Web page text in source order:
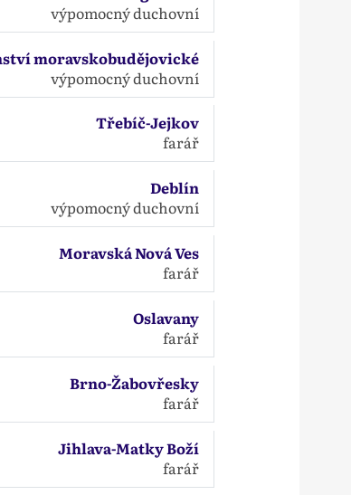
výpomocný duchovní
moravskobudějovické
výpomocný duchovní
Třebíč-Jejkov
farář
Deblín
výpomocný duchovní
Moravská Nová Ves
farář
Oslavany
farář
Brno-Žabovřesky
farář
Jihlava-Matky Boží
farář